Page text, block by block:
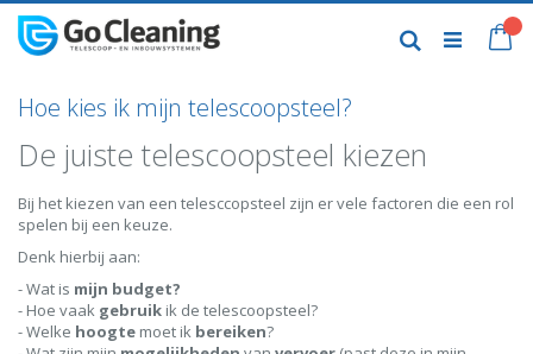
Skip
to
Content
Search
Hoe kies ik mijn telescoopsteel?
De juiste telescoopsteel kiezen
Bij het kiezen van een telesccopsteel zijn er vele factoren die een rol
spelen bij een keuze.
Denk hierbij aan:
- Wat is mijn budget?
- Hoe vaak gebruik ik de telescoopsteel?
- Welke hoogte moet ik bereiken?